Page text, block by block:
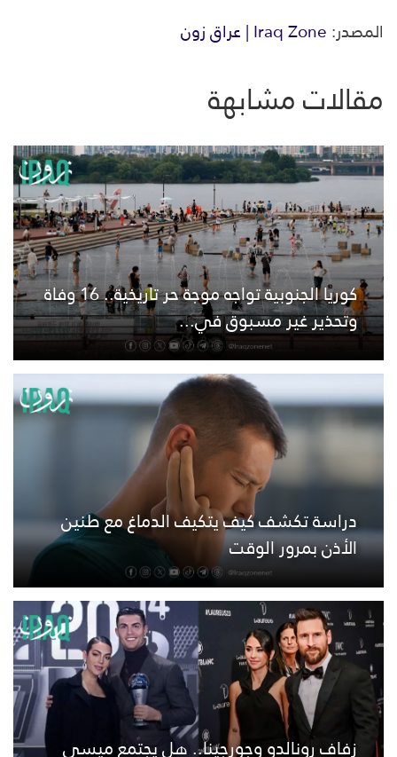
المصدر:Iraq Zone | عراق زون
مقالات مشابهة
كوريا الجنوبية تواجه موجة حر تاريخية.. 16 وفاة
وتحذير غير مسبوق في...
دراسة تكشف كيف يتكيف الدماغ مع طنين
الأذن بمرور الوقت
زفاف رونالدو وجورجينا.. هل يجتمع ميسي